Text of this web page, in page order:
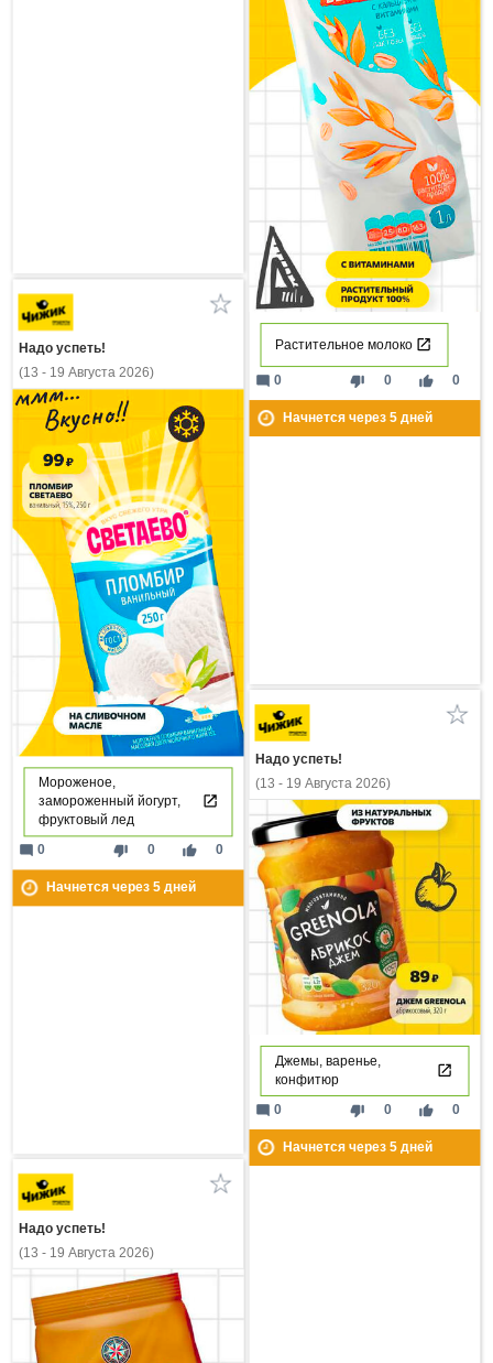
Растительное молоко
thumb_down 0 thumb_up 0
mode_comment 0
Начнется через 5дней
Надо успеть!
(13 - 19 Августа 2026)
Мороженое,
замороженный йогурт,
фруктовый лед
thumb_down 0 thumb_up 0
mode_comment 0
Начнется через 5дней
Надо успеть!
(13 - 19 Августа 2026)
Джемы, варенье,
конфитюр
thumb_down 0 thumb_up 0
mode_comment 0
Начнется через 5дней
Надо успеть!
(13 - 19 Августа 2026)